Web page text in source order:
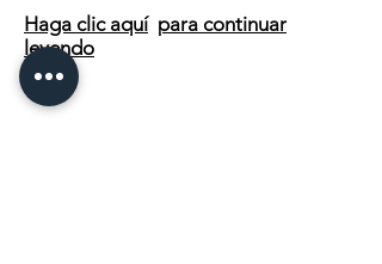
Haga clic aquí para continuar
leyendo
MANDANOS UN MENSAJE